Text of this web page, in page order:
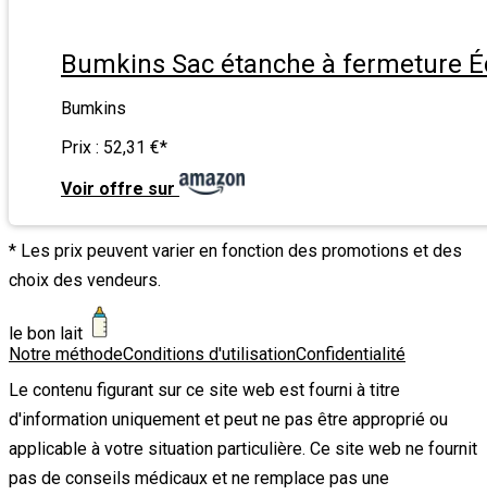
Bumkins Sac étanche à fermeture
Bumkins
Prix : 52,31 €*
Voir offre sur
* Les prix peuvent varier en fonction des promotions et des
choix des vendeurs.
le bon lait
Notre méthodeConditions d'utilisationConfidentialité
Le contenu figurant sur ce site web est fourni à titre
d'information uniquement et peut ne pas être approprié ou
applicable à votre situation particulière. Ce site web ne fournit
pas de conseils médicaux et ne remplace pas une